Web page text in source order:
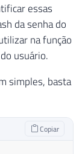
essas
da senha do
na função
usuário.
simples, basta
Copiar